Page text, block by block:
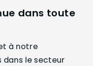
dans toute
à notre
dans le secteur